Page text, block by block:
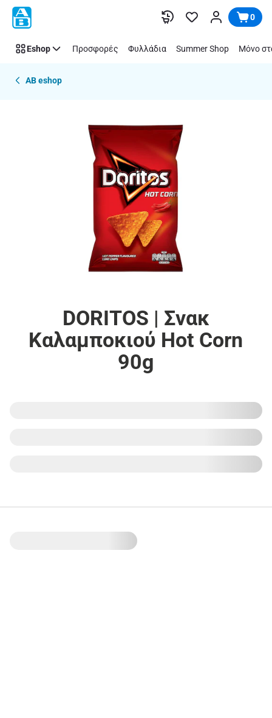
Παράλειψη 0
Eshop Προσφορές Φυλλάδια Summer Shop Μόνο
AB eshop
DORITOS | Σνακ
Καλαμποκιού Hot Corn
90g